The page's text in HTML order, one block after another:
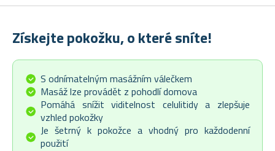
Získejte pokožku, o které sníte!
S odnímatelným masážním válečkem
Masáž lze provádět z pohodlí domova
Pomáhá snížit viditelnost celulitidy a zlepšuje
vzhled pokožky
Je šetrný k pokožce a vhodný pro každodenní
použití